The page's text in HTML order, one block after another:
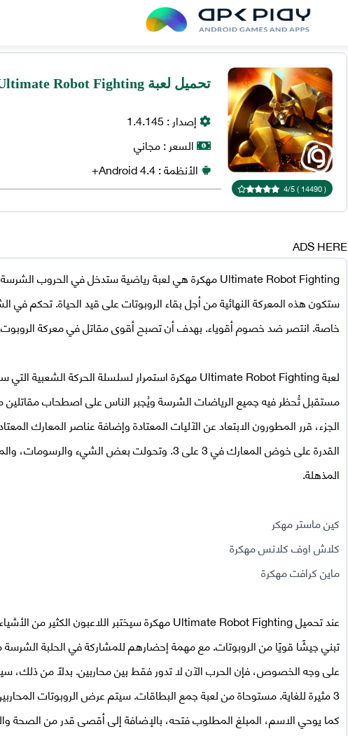
تحميل لعبة Ultimate Robot Fighting مهكرة للاندرويد
إصدار :1.4.145
السعر :مجاني
الأنظمة :
Android4.4+
(
14490
)
4/5
ADS HERE
Ultimate Robot Fighting مهكرة
هي لعبة رياضية ستدخل في الحروب الشرسة
ستكون هذه المعركة النهائية من أجل بقاء الروبوتات على قيد الحياة. تحكم في
خاصة. انتصر ضد خصوم أقوياء. بهدف أن تصبح أقوى مقاتل في معركة
لعبة Ultimate Robot Fighting مهكرة
استمرار لسلسلة الحركة الشعبية التي
مستقبل تُحظر فيه جميع الرياضات الشرسة ويُجبر الناس على اصطحاب مقاتلين
الجزء، قرر المطورون الابتعاد عن الآليات المعتادة وإضافة عناصر المعارك
القدرة على خوض المعارك في 3 على 3. وتحولت بعض الشيء
المذهلة.
كين ماستر مهكر
كلاش اوف كلانس مهكرة
ماين كرافت مهكرة
عندتحميل Ultimate Robot Fighting مهكرة
سيختبر اللاعبون الكثير من
تبني جيشًا قويًا من الروبوتات. مع مهمة إحضارهم للمشاركة في الحلبة الشرسة
3 مثيرة للغاية. مستوحاة من لعبة جمع البطاقات. سيتم عرض الروبوتات
كما يوحي الاسم، المبلغ المطلوب فتحه، بالإضافة إلى أقصى قدر من الصحة